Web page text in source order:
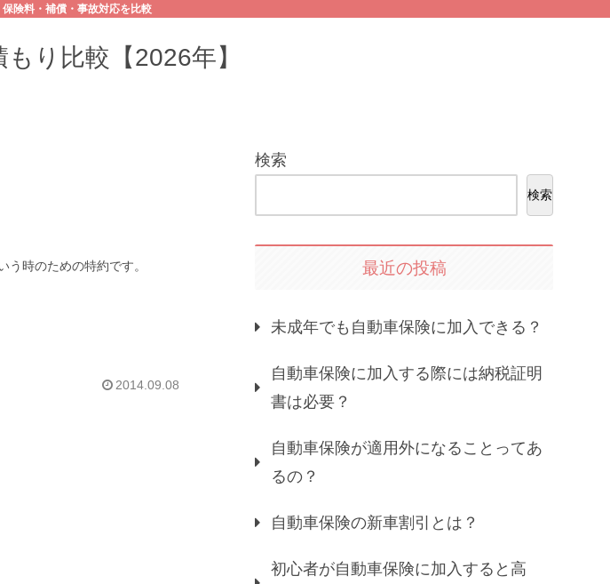
険料・補償・事故対応を比較
り比較【2026年】
う時のための特約です。
2014.09.08
検索
検索
最近の投稿
未成年でも自動車保険に加入できる？
自動車保険に加入する際には納税証明
書は必要？
自動車保険が適用外になることってあ
るの？
自動車保険の新車割引とは？
初心者が自動車保険に加入すると高